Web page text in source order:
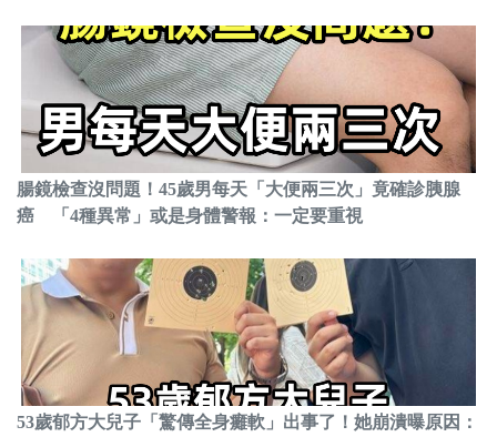
腸鏡檢查沒問題！45歲男每天「大便兩三次」竟確診胰腺
癌 「4種異常」或是身體警報：一定要重視
53歲郁方大兒子「驚傳全身癱軟」出事了！她崩潰曝原因：